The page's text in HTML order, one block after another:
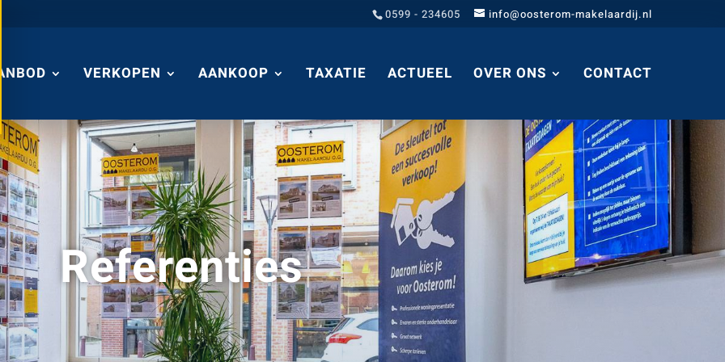
0599 - 234605 info@oosterom-makelaardij.nl
VERKOPEN AANKOOP TAXATIE ACTUEEL OVER ONS CONTACT
Referenties